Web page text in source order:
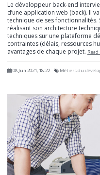
Le développeur back-end
d’une application web (back). Il
technique de ses fonctionnalités.
réalisant son architecture
techniques sur une plateforme
contraintes (délais, ressources
avantages de chaque projet. Read
08 Jun 2021, 18:22 Métiers du